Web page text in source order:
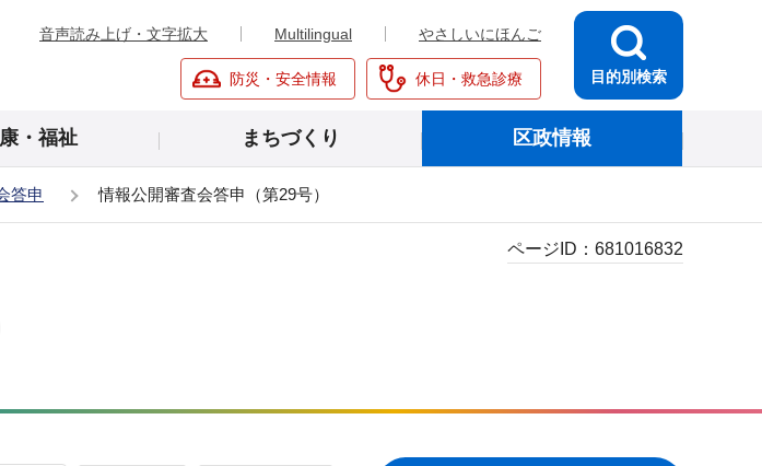
音声読み上げ・文字拡大 Multilingual やさしいにほんご
防災・安全情報 休日・救急診療 目的別検索
・福祉 まちづくり 区政情報
答申 情報公開審査会答申（第29号）
ページID： 681016832